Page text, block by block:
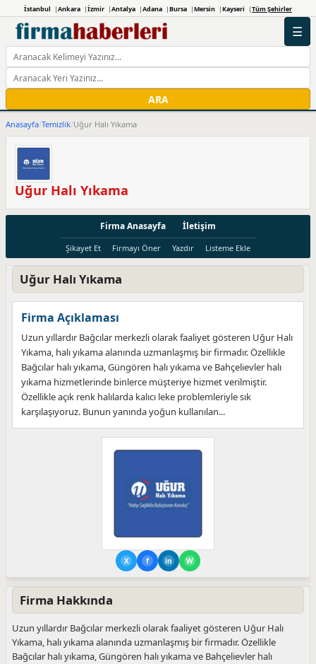
İstanbul Ankara İzmir Antalya Adana Bursa Mersin Kayseri Tüm Şehirler
ARA
☰
Anasayfa/Temizlik/Uğur Halı Yıkama
Uğur Halı Yıkama
Firma Anasayfa İletişim
Şikayet Et Firmayı Öner Yazdır Listeme Ekle
Uğur Halı Yıkama
Firma Açıklaması
Uzun yıllardır Bağcılar merkezli olarak faaliyet gösteren Uğur Halı
Yıkama, halı yıkama alanında uzmanlaşmış bir firmadır. Özellikle
Bağcılar halı yıkama, Güngören halı yıkama ve Bahçelievler halı
yıkama hizmetlerinde binlerce müşteriye hizmet verilmiştir.
Özellikle açık renk halılarda kalıcı leke problemleriyle sık
karşılaşıyoruz. Bunun yanında yoğun kullanılan...
X f in W
Firma Hakkında
Uzun yıllardır Bağcılar merkezli olarak faaliyet gösteren Uğur Halı
Yıkama, halı yıkama alanında uzmanlaşmış bir firmadır. Özellikle
Bağcılar halı yıkama, Güngören halı yıkama ve Bahçelievler halı